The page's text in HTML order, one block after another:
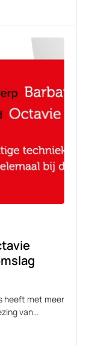
heeft met meer
van…